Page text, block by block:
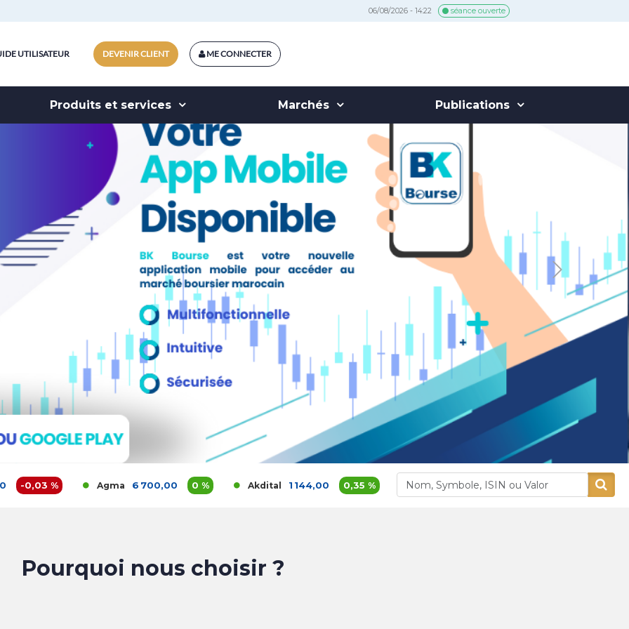
06/08/2026 - 14:22 séance ouverte
ME CONNECTER
DEVENIR CLIENT
UTILISATEUR
Produits et services Marchés Publications
BOT
à l’intermédiation boursière ! Ce service gratuit, innovant et exclusivement
Bourse est un agent conversationnel vous permettant de recevoir directement
informations clés sur votre portefeuille actions et sur le marché boursier
pour obtenir votre accès
Next
% Agma 6 700,00 0 % Akdital 1 144,00 0,35 % Alliances 375,30 -0,45 % Aluminium
Pourquoi nous choisir ?